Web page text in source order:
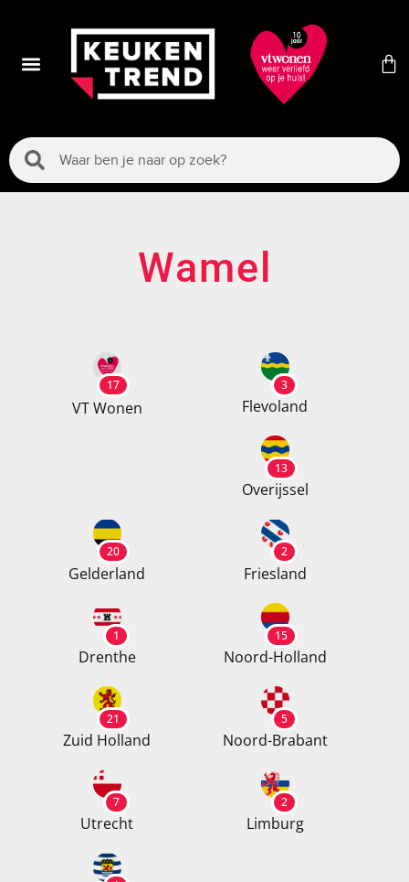
Wamel
17
VT Wonen
3
Flevoland
13
Overijssel
20
Gelderland
2
Friesland
1
Drenthe
15
Noord-Holland
21
Zuid Holland
5
Noord-Brabant
7
Utrecht
2
Limburg